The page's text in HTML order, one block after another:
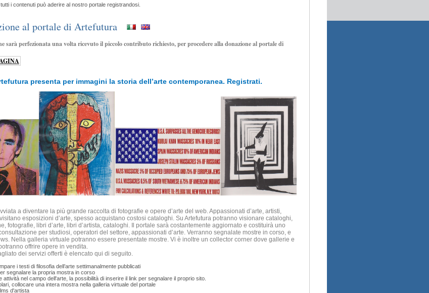
i contenuti può aderire al nostro portale registrandosi.
al portale di Artefutura
sarà perfezionata una volta ricevuto il piccolo contributo richiesto, per procedere alla donazione al portale di
presenta per immagini la storia dell’arte contemporanea. Registrati.
a diventare la più grande raccolta di fotografie e opere d’arte del web. Appassionati d’arte, artisti,
esposizioni d’arte, spesso acquistano costosi cataloghi. Su Artefutura potranno visionare cataloghi,
fotografie, libri d’arte, libri d’artista, cataloghi. Il portale sarà costantemente aggiornato e costituirà uno
per studiosi, operatori del settore, appassionati d’arte. Verranno segnalate mostre in corso, e
Nella galleria virtuale potranno essere presentate mostre. Vi è inoltre un collector corner dove gallerie e
offrire opere in vendita.
dei servizi offerti è elencato qui di seguito.
i testi di filosofia dell’arte settimanalmente pubblicati
segnalare la propria mostra in corso
attività nel campo dell'arte, la possibilità di inserire il link per segnalare il proprio sito.
collocare una intera mostra nella galleria virtuale del portale
d'artista